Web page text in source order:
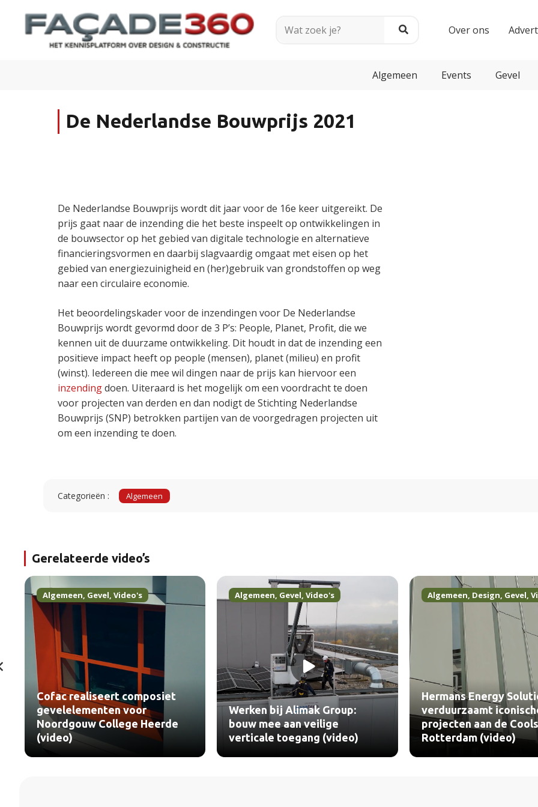
Over ons
Algemeen Events Gevel
De Nederlandse Bouwprijs 2021
De Nederlandse Bouwprijs wordt dit jaar voor de 16e keer uitgereikt. De
prijs gaat naar de inzending die het beste inspeelt op ontwikkelingen in
de bouwsector op het gebied van digitale technologie en alternatieve
financieringsvormen en daarbij slagvaardig omgaat met eisen op het
gebied van energiezuinigheid en (her)gebruik van grondstoffen op weg
naar een circulaire economie.
Het beoordelingskader voor de inzendingen voor De Nederlandse
Bouwprijs wordt gevormd door de 3 P’s: People, Planet, Profit, die we
kennen uit de duurzame ontwikkeling. Dit houdt in dat de inzending een
positieve impact heeft op people (mensen), planet (milieu) en profit
(winst). Iedereen die mee wil dingen naar de prijs kan hiervoor een
inzendingdoen. Uiteraard is het mogelijk om een voordracht te doen
voor projecten van derden en dan nodigt de Stichting Nederlandse
Bouwprijs (SNP) betrokken partijen van de voorgedragen projecten uit
om een inzending te doen.
Categorieën : Algemeen
Gerelateerde video’s
Algemeen, Gevel, Video's
Cofac realiseert composiet
gevelelementen voor
Noordgouw College Heerde
(video)
Algemeen, Gevel,Video's
Werken bij Alimak Group:
bouw mee aan veilige
verticale toegang (video)
Algemeen, Design, Gevel,
Hermans Energy
verduurzaamt
projecten aan de
Rotterdam (video)